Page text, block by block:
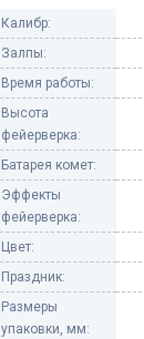
Калибр:
Залпы:
Время работы:
Высота
фейерверка:
Батарея комет:
Эффекты
фейерверка:
Цвет:
Праздник:
Размеры
упаковки, мм: